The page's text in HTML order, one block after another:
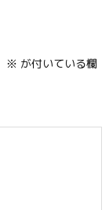
※ が付いている欄